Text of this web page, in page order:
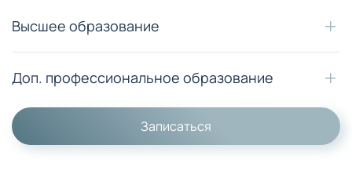
Высшее образование
Доп. профессиональное образование
Записаться